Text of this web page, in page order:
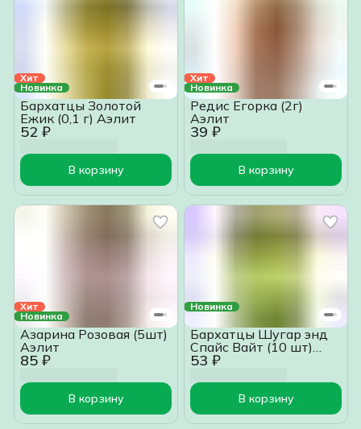
Хит
Новинка
52 ₽
Бархатцы Золотой
Ежик (0,1 г) Аэлит
В корзину
Хит
Новинка
39 ₽
Редис Егорка (2г)
Аэлит
В корзину
Хит
Новинка
85 ₽
Азарина Розовая (5шт)
Аэлит
В корзину
Новинка
53 ₽
Бархатцы Шугар энд
Спайс Вайт (10 шт)
Аэлит
В корзину